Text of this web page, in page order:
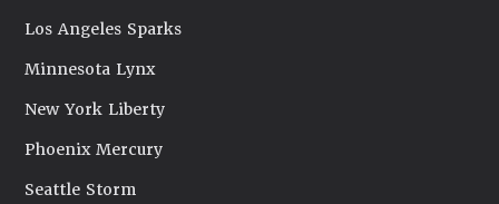
Los Angeles Sparks
Minnesota Lynx
New York Liberty
Phoenix Mercury
Seattle Storm